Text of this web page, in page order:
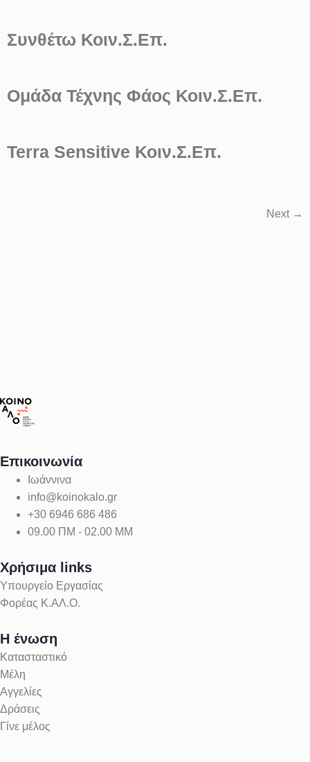
Συνθέτω Κοιν.Σ.Επ.
Ομάδα Τέχνης Φάος Κοιν.Σ.Επ.
Terra Sensitive Κοιν.Σ.Επ.
Next →
Επικοινωνία
Ιωάννινα
info@koinokalo.gr
+30 6946 686 486
09.00 ΠΜ - 02.00 ΜΜ
Χρήσιμα links
Υπουργείο Εργασίας
Φορέας Κ.ΑΛ.Ο.
Η ένωση
Κατασταστικό
Μέλη
Αγγελίες
Δράσεις
Γίνε μέλος